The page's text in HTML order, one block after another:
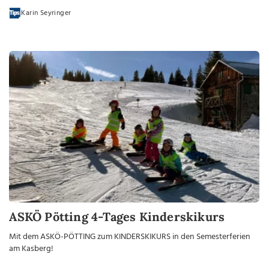
Karin Seyringer
ASKÖ Pötting 4-Tages Kinderskikurs
Mit dem ASKÖ-PÖTTING zum KINDERSKIKURS in den Semesterferien
am Kasberg!